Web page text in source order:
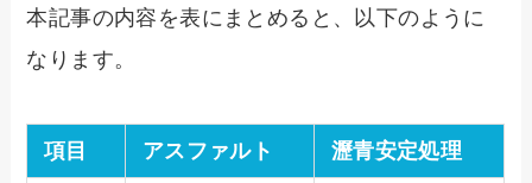
本記事の内容を表にまとめると、以下のように
なります。
項目 アスファルト 瀝青安定処理